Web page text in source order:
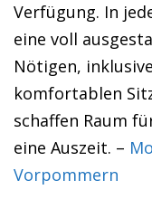
Verfügung. In
eine voll
Nötigen,
komfortablen
schaffen Raum
eine Auszeit. –
Vorpommern